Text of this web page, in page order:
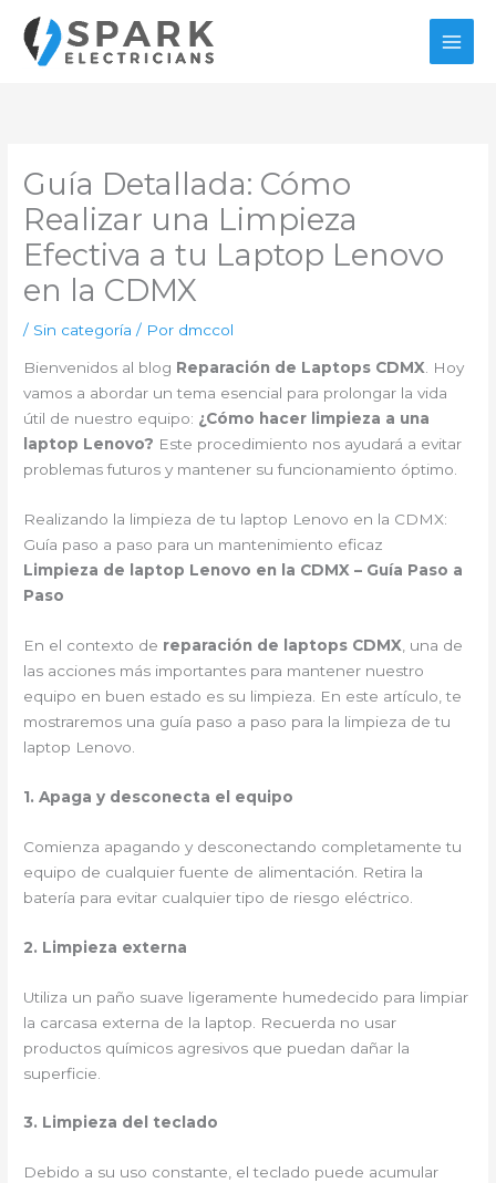
contenido
Guía Detallada: Cómo
Realizar una Limpieza
Efectiva a tu Laptop Lenovo
en la CDMX
/ Sin categoría / Por dmccol
Bienvenidos al blog Reparación de Laptops CDMX. Hoy
vamos a abordar un tema esencial para prolongar la vida
útil de nuestro equipo: ¿Cómo hacer limpieza a una
laptop Lenovo? Este procedimiento nos ayudará a evitar
problemas futuros y mantener su funcionamiento óptimo.
Realizando la limpieza de tu laptop Lenovo en la CDMX:
Guía paso a paso para un mantenimiento eficaz
Limpieza de laptop Lenovo en la CDMX – Guía Paso a
Paso
En el contexto de reparación de laptops CDMX , una de
las acciones más importantes para mantener nuestro
equipo en buen estado es su limpieza. En este artículo, te
mostraremos una guía paso a paso para la limpieza de tu
laptop Lenovo.
1. Apaga y desconecta el equipo
Comienza apagando y desconectando completamente tu
equipo de cualquier fuente de alimentación. Retira la
batería para evitar cualquier tipo de riesgo eléctrico.
2. Limpieza externa
Utiliza un paño suave ligeramente humedecido para limpiar
la carcasa externa de la laptop. Recuerda no usar
productos químicos agresivos que puedan dañar la
superficie.
3. Limpieza del teclado
Debido a su uso constante, el teclado puede acumular